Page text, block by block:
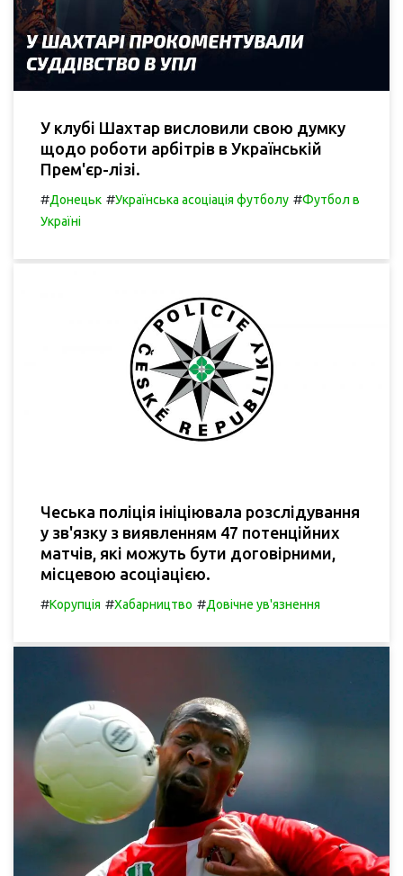
У клубі Шахтар висловили свою думку
щодо роботи арбітрів в Українській
Прем'єр-лізі.
#Донецьк #Українська асоціація футболу #Футбол в
Україні
Чеська поліція ініціювала розслідування
у зв'язку з виявленням 47 потенційних
матчів, які можуть бути договірними,
місцевою асоціацією.
#Корупція #Хабарництво #Довічне ув'язнення